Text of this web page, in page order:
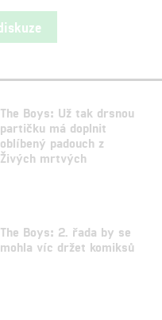
The Boys: Už tak drsnou
partičku má doplnit
oblíbený padouch z
Živých mrtvých
The Boys: 2. řada by se
mohla víc držet komiksů